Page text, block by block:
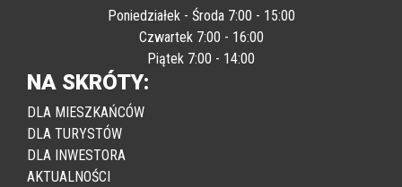
Poniedziałek - Środa 7:00 - 15:00
Czwartek 7:00 - 16:00
Piątek 7:00 - 14:00
NA SKRÓTY:
DLA MIESZKAŃCÓW
DLA TURYSTÓW
DLA INWESTORA
AKTUALNOŚCI